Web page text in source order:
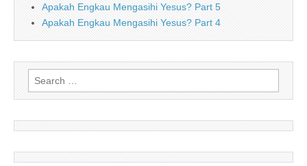
Apakah Engkau Mengasihi Yesus? Part 5
Apakah Engkau Mengasihi Yesus? Part 4
Search
for: